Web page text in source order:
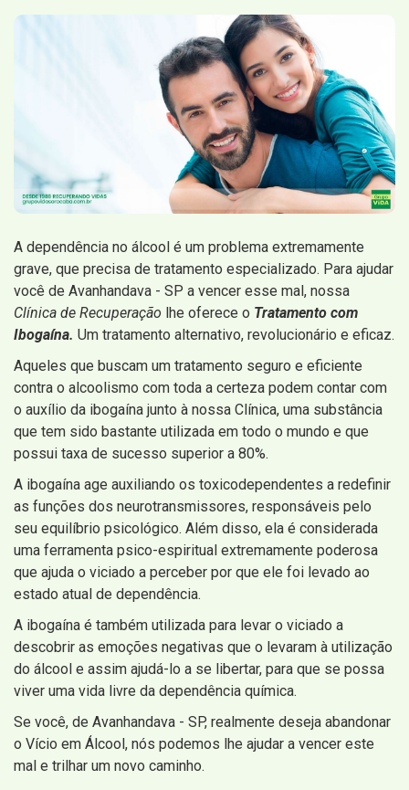
A dependência no álcool é um problema extremamente
grave, que precisa de tratamento especializado. Para ajudar
você de Avanhandava - SP a vencer esse mal, nossa
Clínica de Recuperação lhe oferece o Tratamento com
Ibogaína. Um tratamento alternativo, revolucionário e eficaz.
Aqueles que buscam um tratamento seguro e eficiente
contra o alcoolismo com toda a certeza podem contar com
o auxílio da ibogaína junto à nossa Clínica, uma substância
que tem sido bastante utilizada em todo o mundo e que
possui taxa de sucesso superior a 80%.
A ibogaína age auxiliando os toxicodependentes a redefinir
as funções dos neurotransmissores, responsáveis pelo
seu equilíbrio psicológico. Além disso, ela é considerada
uma ferramenta psico-espiritual extremamente poderosa
que ajuda o viciado a perceber por que ele foi levado ao
estado atual de dependência.
A ibogaína é também utilizada para levar o viciado a
descobrir as emoções negativas que o levaram à utilização
do álcool e assim ajudá-lo a se libertar, para que se possa
viver uma vida livre da dependência química.
Se você, de Avanhandava - SP, realmente deseja abandonar
o Vício em Álcool, nós podemos lhe ajudar a vencer este
mal e trilhar um novo caminho.